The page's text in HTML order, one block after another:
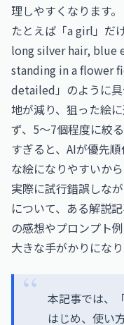
理しやすくなります。
たとえば「a girl」だ
long silver hair, blue
standing in a flower
detailed」のように
地が減り、狙った絵
ず、5〜7個程度に絞
すぎると、AIが優先
な絵になりやすいから
実際に試行錯誤しな
について、ある解説
の感想やプロンプト
大きな手がかりになり
本記事では、
はじめ、使い